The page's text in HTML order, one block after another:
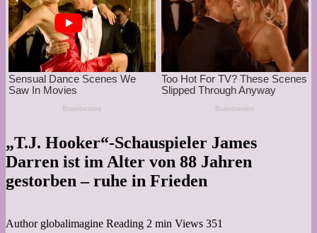
„T.J. Hooker“-Schauspieler James
Darren ist im Alter von 88 Jahren
gestorben – ruhe in Frieden
Author globalimagine Reading 2 min Views 351